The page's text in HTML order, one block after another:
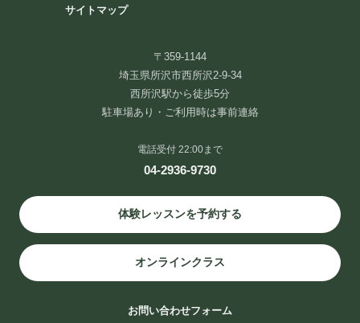
サイトマップ
〒359-1144
埼玉県所沢市西所沢2-9-34
西所沢駅から徒歩5分
駐車場あり・ご利用時は事前連絡
電話受付 22:00まで
04-2936-9730
体験レッスンを予約する
オンラインクラス
お問い合わせフォーム
チャクラが分かると、 自分が分かる。
「なんとなく疲れる」 「やる気が出ない」 「人間関係がうまくいか
#チャクラ#本当の自分#ヨガ#エネルギーワーク#セルフケ
ア #マインドフルネス#自分磨き,ブログ
スタジオアクセス
西武新宿線・池袋線 西所沢駅徒歩5分です。